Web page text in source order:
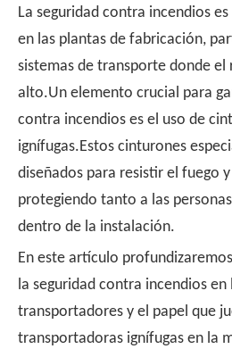
La seguridad contra incendios
en las plantas de fabricación,
sistemas de transporte donde el
alto.Un elemento crucial para
contra incendios es el uso de
ignífugas.Estos cinturones
diseñados para resistir el fuego
protegiendo tanto a las
dentro de la instalación.
En este artículo
la seguridad contra incendios en
transportadores y el papel que
transportadoras ignífugas en la